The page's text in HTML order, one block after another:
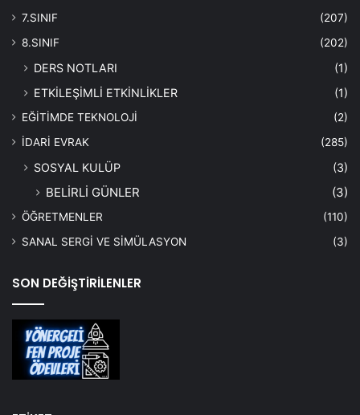
7.SINIF
(207)
8.SINIF
(202)
DERS NOTLARI
(1)
ETKİLEŞİMLİ ETKİNLİKLER
(1)
EĞİTİMDE TEKNOLOJİ
(2)
İDARİ EVRAK
(285)
SOSYAL KULÜP (3)
BELİRLİ GÜNLER (3)
ÖĞRETMENLER
(110)
SANAL SERGİ VE SİMÜLASYON
(3)
SON DEĞİŞTİRİLENLER